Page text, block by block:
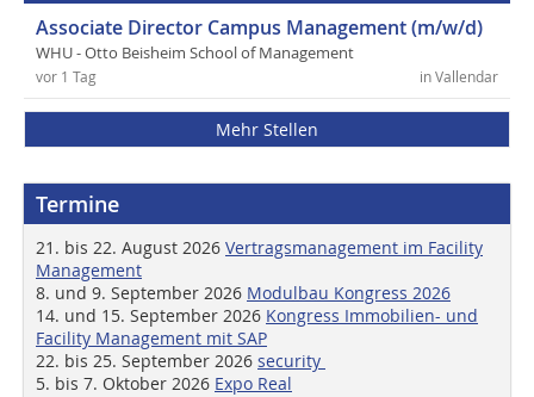
Associate Director Campus Management (m/w/d)
WHU - Otto Beisheim School of Management
in Vallendar
vor 1 Tag
Mehr Stellen
Termine
21. bis 22. August 2026 Vertragsmanagement im Facility
Management
8. und 9. September 2026 Modulbau Kongress 2026
14. und 15. September 2026 Kongress Immobilien- und
Facility Management mit SAP
22. bis 25. September 2026 security
5. bis 7. Oktober 2026 Expo Real